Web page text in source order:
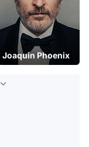
Joaquin Phoenix